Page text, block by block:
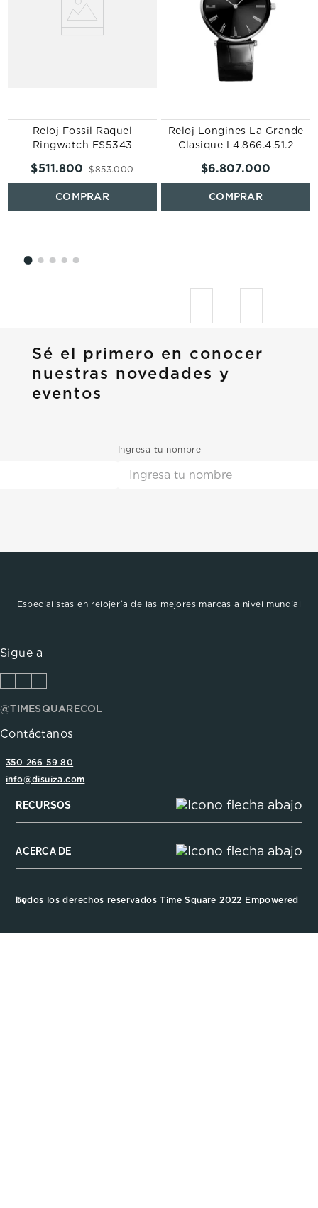
Reloj Fossil Raquel
Ringwatch ES5343
$853.000
$511.800
Reloj Longines La Grande
Clasique L4.866.4.51.2
$6.807.000
Sé el primero en conocer
nuestras novedades y
eventos
Ingresa tu nombre
Especialistas en relojería de las mejores marcas a nivel mundial
Sigue a
@TIMESQUARECOL
Contáctanos
350 266 59 80
info@disuiza.com
RECURSOS
ACERCA DE
Todos los derechos reservados Time Square 2022 Empowered by